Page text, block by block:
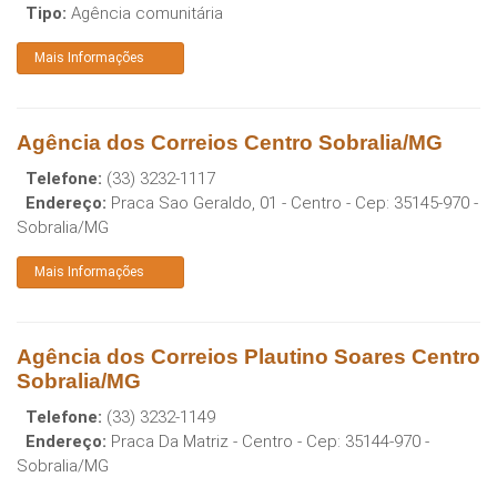
Tipo: Agência comunitária
Mais Informações
Agência dos Correios Centro Sobralia/MG
Telefone: (33) 3232-1117
Endereço: Praca Sao Geraldo, 01 - Centro - Cep: 35145-970 -
Sobralia/MG
Mais Informações
Agência dos Correios Plautino Soares Centro
Sobralia/MG
Telefone: (33) 3232-1149
Endereço: Praca Da Matriz - Centro - Cep: 35144-970 -
Sobralia/MG